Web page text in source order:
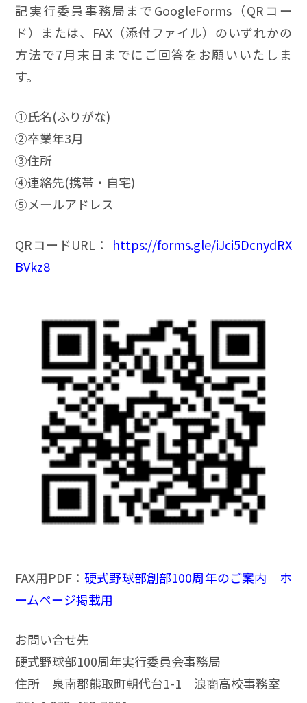
記実行委員事務局までGoogleForms（QRコー
ド）または、FAX（添付ファイル）のいずれかの
方法で7月末日までにご回答をお願いいたしま
す。
①氏名(ふりがな)
②卒業年3月
③住所
④連絡先(携帯・自宅)
⑤メールアドレス
QRコードURL：
https://forms.gle/iJci5DcnydRX
BVkz8
FAX用PDF：硬式野球部創部100周年のご案内 ホ
ームページ掲載用
お問い合せ先
硬式野球部100周年実行委員会事務局
住所 泉南郡熊取町朝代台1-1 浪商高校事務室